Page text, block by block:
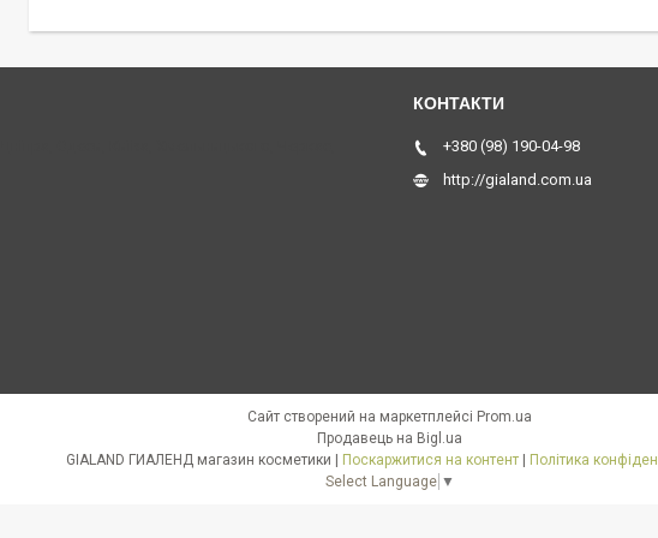
+380 (98) 190-04-98
http://gialand.com.ua
Сайт створений на маркетплейсі Prom.ua
Продавець на Bigl.ua
GIALAND ГИАЛЕНД магазин косметики | Поскаржитися на контент | Політика
Select Language ▼